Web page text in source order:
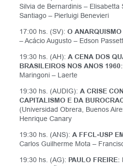
Silvia de Bernardinis – Elisabetta
Santiago – Pierluigi Benevieri
17:00 hs. (SV): O
– Acácio Augusto – Edson
19:30 hs. (AH): A CENA DOS
BRASILEIROS NOS ANOS 1960:
Maringoni – Laerte
19:30 hs. (AUDIG): A CRISE
CAPITALISMO E DA
(Universidad Obrera, Buenos
Henrique Canary
19:30 hs. (ANS): A FFCL-USP
Carlos Guilherme Mota –
19:30 hs. (AG): PAULO FREIRE: